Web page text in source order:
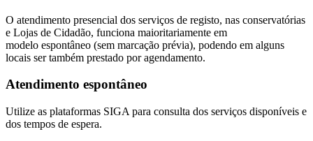
O atendimento presencial dos serviços de registo, nas conservatórias
e Lojas de Cidadão, funciona maioritariamente em
modelo espontâneo (sem marcação prévia), podendo em alguns
locais ser também prestado por agendamento.
Atendimento espontâneo
Utilize as plataformas SIGA para consulta dos serviços disponíveis e
dos tempos de espera.